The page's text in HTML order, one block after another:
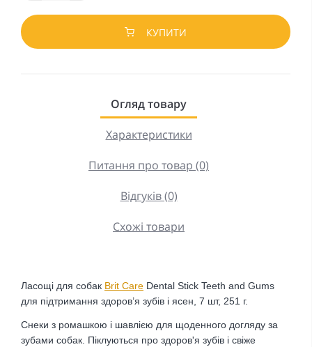
КУПИТИ
Огляд товару
Характеристики
Питання про товар (0)
Відгуків (0)
Схожі товари
Ласощі для собак Brit Care Dental Stick Teeth and Gums
для підтримання здоров’я зубів і ясен, 7 шт, 251 г.
Снеки з ромашкою і шавлією для щоденного догляду за
зубами собак. Піклуються про здоров'я зубів і свіже